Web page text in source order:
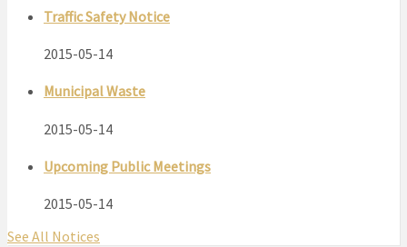
Traffic Safety Notice
2015-05-14
Municipal Waste
2015-05-14
Upcoming Public Meetings
2015-05-14
See All Notices